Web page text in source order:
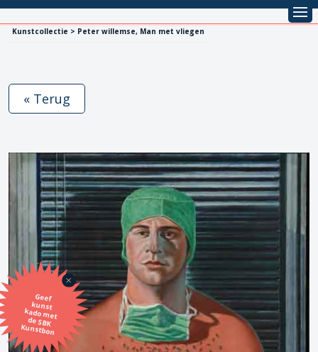
Kunstcollectie > Peter willemse, Man met vliegen
Geef
kunst
kado met
de SBK
Kunstbon
« Terug